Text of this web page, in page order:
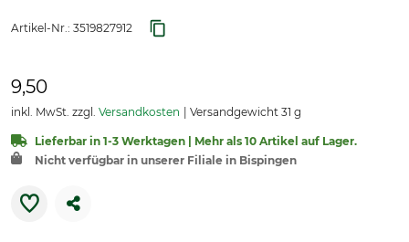
Artikel-Nr.: 3519827912
9,50
inkl. MwSt. zzgl. Versandkosten Versandgewicht 31 g
Lieferbar in 1-3 Werktagen | Mehr als 10 Artikel auf Lager.
Nicht verfügbar in unserer Filiale in Bispingen